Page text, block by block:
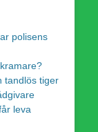
polisens
tandlös tiger
leva